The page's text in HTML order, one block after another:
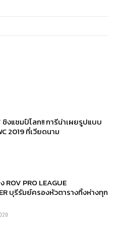
ชิงแชมป์โลก!! การีน่าเผยรูปแบบ
2019 ที่เวียดนาม
PRO LEAGUE
บุรีรัมย์ครองหัวตารางทิ้งห่างทุก